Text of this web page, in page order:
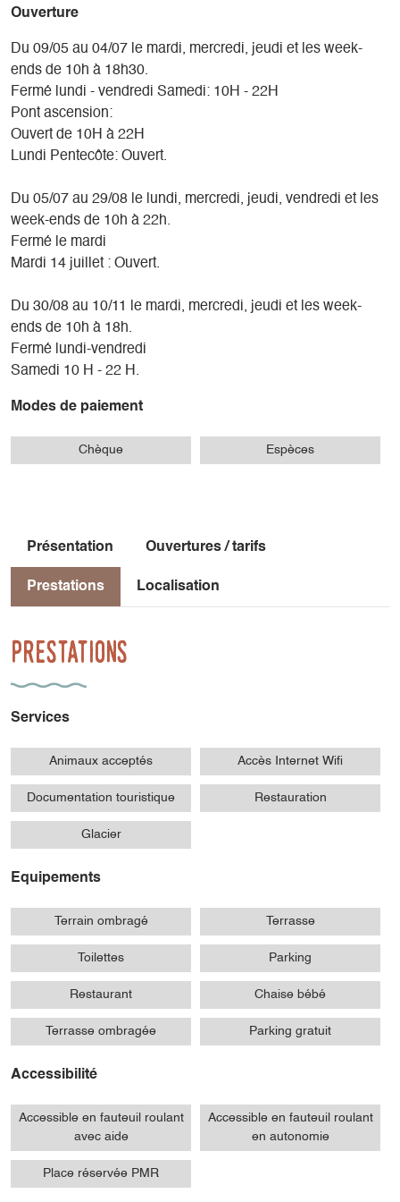
Ouverture
Du 09/05 au 04/07 le mardi, mercredi, jeudi et les week-
ends de 10h à 18h30.
Fermé lundi - vendredi Samedi: 10H - 22H
Pont ascension:
Ouvert de 10H à 22H
Lundi Pentecôte: Ouvert.
Du 05/07 au 29/08 le lundi, mercredi, jeudi, vendredi et les
week-ends de 10h à 22h.
Fermé le mardi
Mardi 14 juillet : Ouvert.
Du 30/08 au 10/11 le mardi, mercredi, jeudi et les week-
ends de 10h à 18h.
Fermé lundi-vendredi
Samedi 10 H - 22 H.
Modes de paiement
Chèque Espèces
Présentation Ouvertures / tarifs
Prestations Localisation
Prestations
Services
Animaux acceptés Accès Internet Wifi
Documentation touristique Restauration
Glacier
Equipements
Terrain ombragé Terrasse
Toilettes Parking
Restaurant Chaise bébé
Terrasse ombragée Parking gratuit
Accessibilité
Accessible en fauteuil roulant
avec aide
Accessible en fauteuil roulant
en autonomie
Place réservée PMR